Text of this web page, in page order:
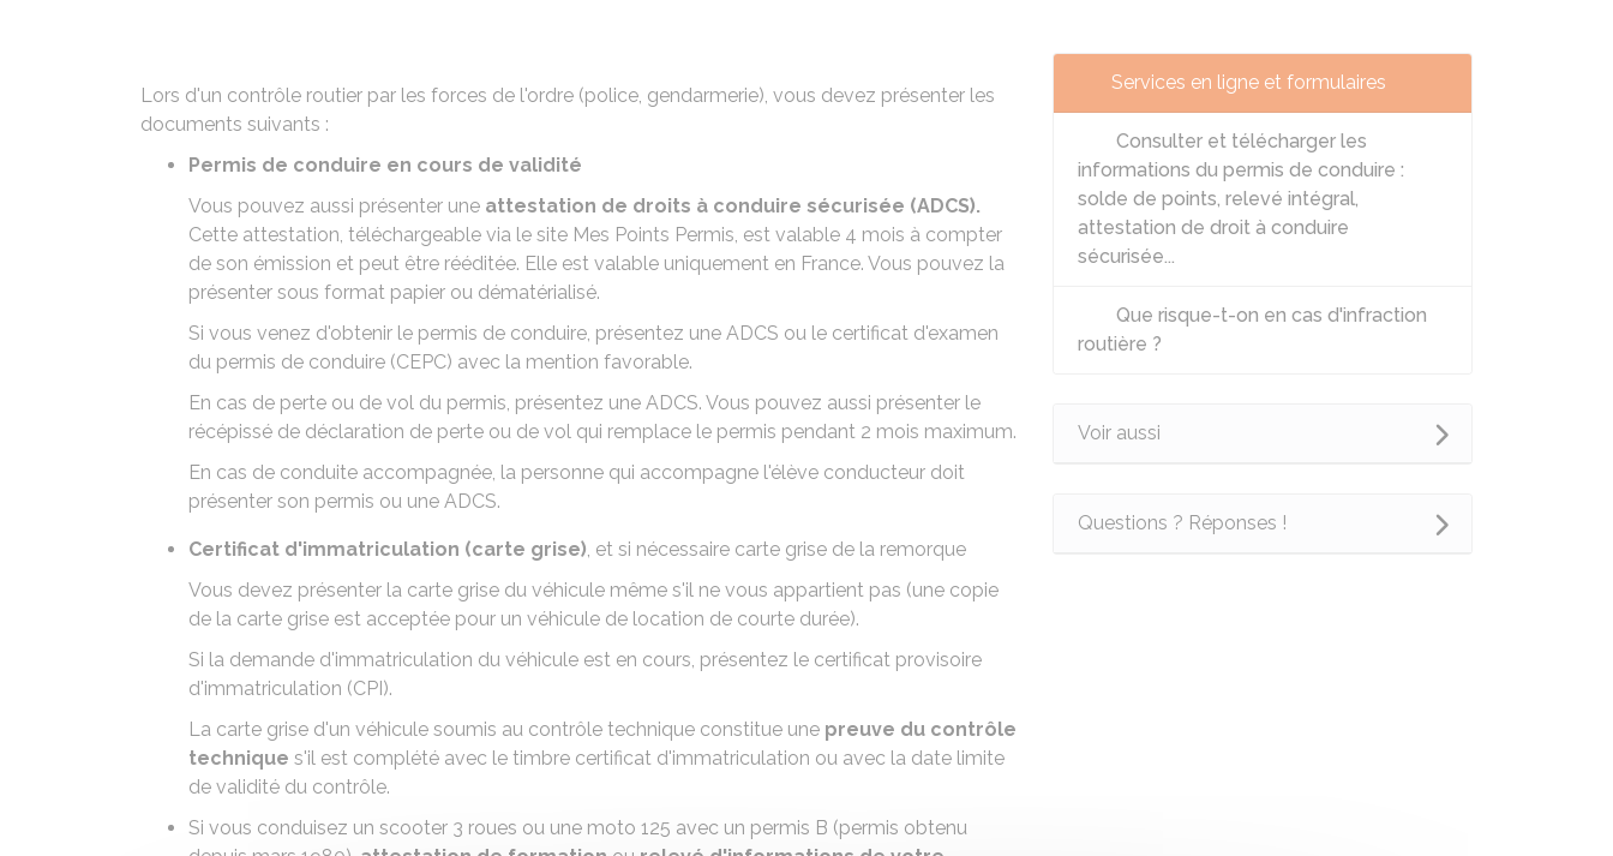
Lors d'un contrôle routier par les forces de l'ordre (police, gendarmerie), vous devez présenter les
documents suivants :
Permis de conduire en cours de validité
Vous pouvez aussi présenter une attestation de droits à conduire sécurisée (ADCS).
Cette attestation, téléchargeable via le site Mes Points Permis, est valable 4 mois à compter
de son émission et peut être rééditée. Elle est valable uniquement en France. Vous pouvez la
présenter sous format papier ou dématérialisé.
Si vous venez d'obtenir le permis de conduire, présentez une ADCS ou le certificat d'examen
du permis de conduire (CEPC) avec la mention favorable.
En cas de perte ou de vol du permis, présentez une ADCS. Vous pouvez aussi présenter le
récépissé de déclaration de perte ou de vol qui remplace le permis pendant 2 mois maximum.
En cas de conduite accompagnée, la personne qui accompagne l'élève conducteur doit
présenter son permis ou une ADCS.
Certificat d'immatriculation (carte grise), et si nécessaire carte grise de la remorque
Vous devez présenter la carte grise du véhicule même s'il ne vous appartient pas (une copie
de la carte grise est acceptée pour un véhicule de location de courte durée).
Si la demande d'immatriculation du véhicule est en cours, présentez le certificat provisoire
d'immatriculation (CPI).
La carte grise d'un véhicule soumis au contrôle technique constitue une preuve du contrôle
technique s'il est complété avec le timbre certificat d'immatriculation ou avec la date limite
de validité du contrôle.
Si vous conduisez un scooter 3 roues ou une moto 125 avec un permis B (permis obtenu
Services en ligne et formulaires
Consulter et télécharger les
informations du permis de conduire :
solde de points, relevé intégral,
attestation de droit à conduire
sécurisée...
Que risque-t-on en cas d'infraction
routière ?
Voir aussi
Questions ? Réponses !